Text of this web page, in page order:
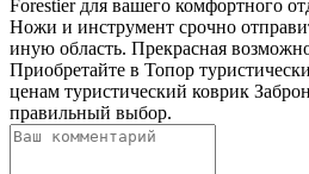
Forestier для вашего комфортного
Ножи и инструмент срочно
иную область. Прекрасная
Приобретайте в Топор
ценам туристический коврик
правильный выбор.